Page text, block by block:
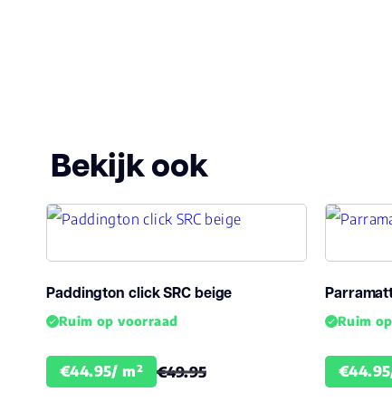
Bekijk ook
Paddington click SRC beige
Ruim op voorraad
€44.95/ m² €49.95
Ruim